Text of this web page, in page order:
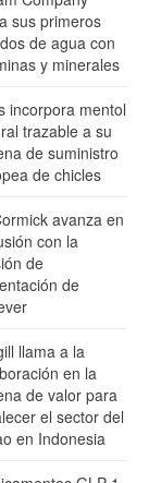
sus primeros
de agua con
y minerales
incorpora mentol
trazable a su
de suministro
de chicles
avanza en
con la
de
de
llama a la
en la
de valor para
el sector del
en Indonesia